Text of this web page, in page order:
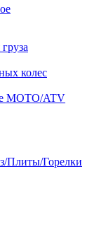
колес
MOTO/ATV
Плиты/Горелки